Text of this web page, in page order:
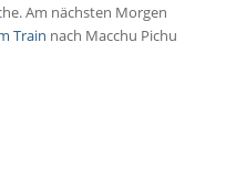
Am nächsten Morgen
Train nach Macchu Pichu